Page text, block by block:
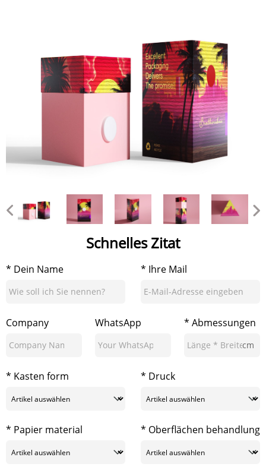
Schnelles Zitat
* Dein Name * Ihre Mail
Company WhatsApp * Abmessungen
cm
* Kasten form * Druck
* Papier material * Oberflächen behandlung